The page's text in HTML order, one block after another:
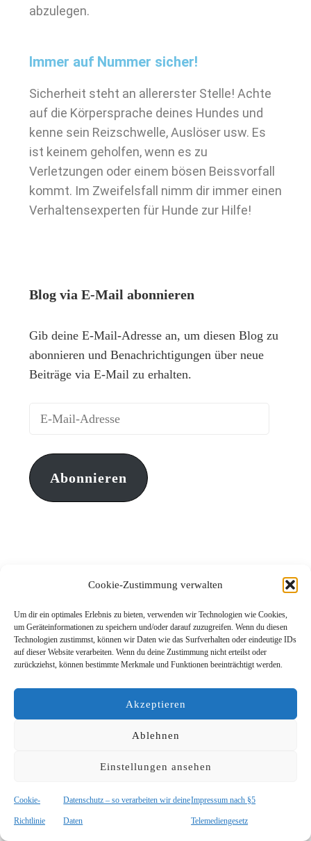
Cookie-Zustimmung verwalten
Um dir ein optimales Erlebnis zu bieten, verwenden wir Technologien wie Cookies,
um Geräteinformationen zu speichern und/oder darauf zuzugreifen. Wenn du diesen
Technologien zustimmst, können wir Daten wie das Surfverhalten oder eindeutige IDs
auf dieser Website verarbeiten. Wenn du deine Zustimmung nicht erteilst oder
zurückziehst, können bestimmte Merkmale und Funktionen beeinträchtigt werden.
Akzeptieren
Ablehnen
Einstellungen ansehen
Cookie-
Richtlinie
Datenschutz – so verarbeiten wir deine
Daten
Impressum nach §5
Telemediengesetz
abzulegen.
Immer auf Nummer sicher!
Sicherheit steht an allererster Stelle! Achte
auf die Körpersprache deines Hundes und
kenne sein Reizschwelle, Auslöser usw. Es
ist keinem geholfen, wenn es zu
Verletzungen oder einem bösen Beissvorfall
kommt. Im Zweifelsfall nimm dir immer einen
Verhaltensexperten für Hunde zur Hilfe!
Blog via E-Mail abonnieren
Gib deine E-Mail-Adresse an, um diesen Blog zu
abonnieren und Benachrichtigungen über neue
Beiträge via E-Mail zu erhalten.
Abonnieren
SCHLAGWÖRTER: AGGRESSIONSVERHALTEN BEI HUNDEN
ALLE BEITRÄGE ZUM THEMA HUND
GRÜNDE FÜR PROBLEMVERHALTEN BEI HUNDEN
HUNDEVERHALTEN BESSER VERSTEHEN